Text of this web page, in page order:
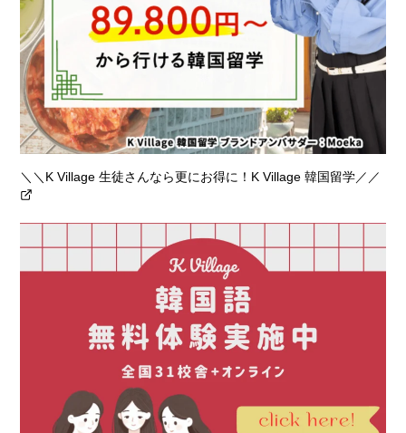
＼＼K Village 生徒さんなら更にお得に！K Village 韓国留学／／